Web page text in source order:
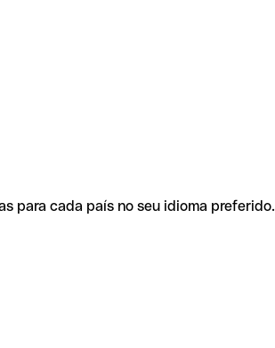
para cada país no seu idioma preferido.